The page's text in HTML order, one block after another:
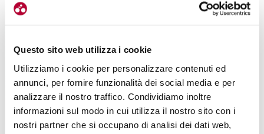
Questo sito web utilizza i cookie
Utilizziamo i cookie per personalizzare contenuti ed
annunci, per fornire funzionalità dei social media e per
analizzare il nostro traffico. Condividiamo inoltre
informazioni sul modo in cui utilizza il nostro sito con i
nostri partner che si occupano di analisi dei dati web,